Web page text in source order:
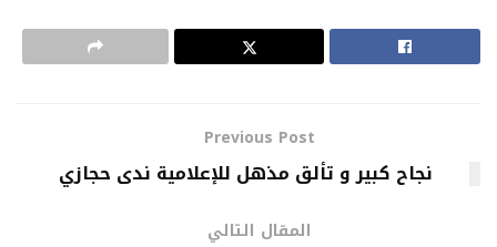
Previous Post
نجاح كبير و تألق مذهل للإعلامية ندى حجازي
المقال التالي